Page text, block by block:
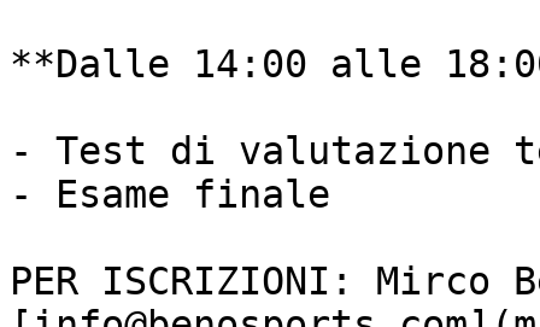
**Dalle 14:00 alle
- Test di valutazione
- Esame finale
PER ISCRIZIONI: Mirco